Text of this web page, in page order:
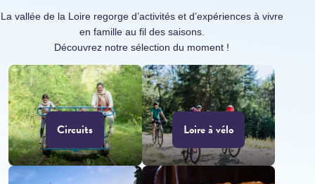
La vallée de la Loire regorge d’activités et d’expériences à vivre
en famille au fil des saisons.
Découvrez notre sélection du moment !
Circuits Loire à vélo